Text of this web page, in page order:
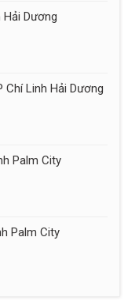
Dương
Chí Linh Hải Dương
Palm City
Palm City